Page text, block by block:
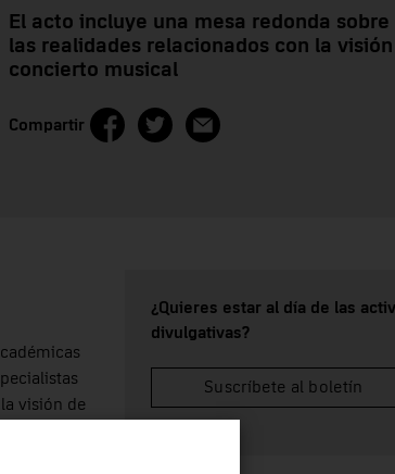
El acto incluye una mesa redonda
las realidades relacionados con la
concierto musical
Compartir
visión de
¿Quieres estar al día de las
divulgativas?
Suscríbete al boletín